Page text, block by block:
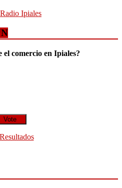
Radio Ipiales
el comercio en Ipiales?